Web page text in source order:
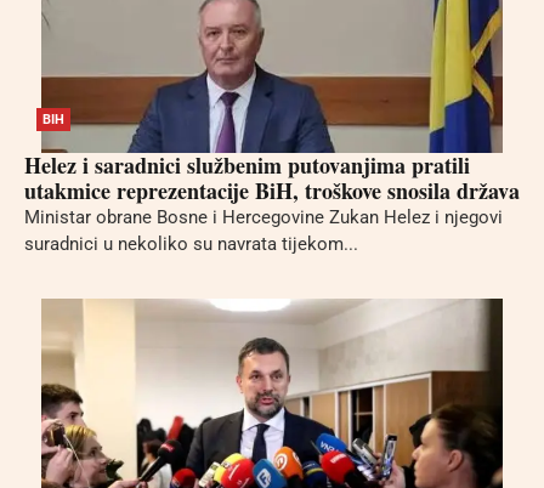
BIH
Helez i saradnici službenim putovanjima pratili
utakmice reprezentacije BiH, troškove snosila država
Ministar obrane Bosne i Hercegovine Zukan Helez i njegovi
suradnici u nekoliko su navrata tijekom...